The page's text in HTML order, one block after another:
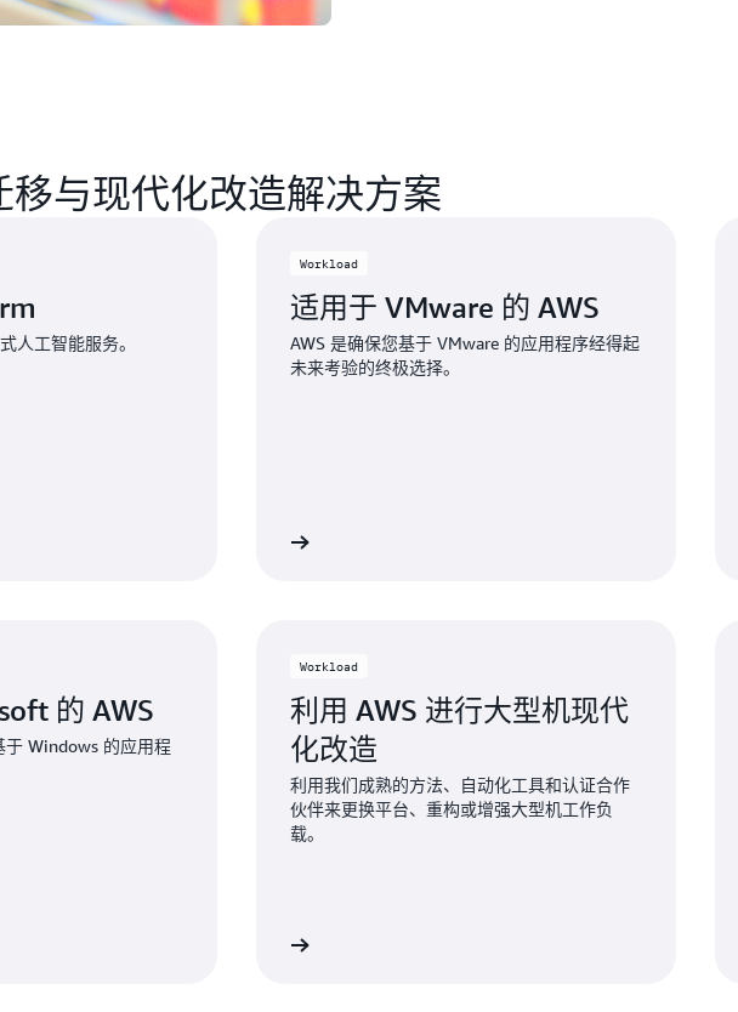
移与现代化改造解决方案
人工智能服务。
Workload
适用于 VMware 的 AWS
AWS 是确保您基于 VMware 的应用程序经得起
未来考验的终极选择。
的 AWS
于 Windows 的应用程
Workload
利用 AWS 进行大型机现代
化改造
利用我们成熟的方法、自动化工具和认证合作
伙伴来更换平台、重构或增强大型机工作负
载。